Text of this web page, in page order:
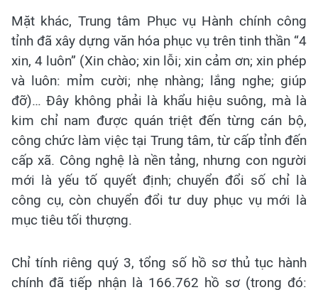
Mặt khác, Trung tâm Phục vụ Hành chính công
tỉnh đã xây dựng văn hóa phục vụ trên tinh thần “4
xin, 4 luôn” (Xin chào; xin lỗi; xin cảm ơn; xin phép
và luôn: mỉm cười; nhẹ nhàng; lắng nghe; giúp
đỡ)… Đây không phải là khẩu hiệu suông, mà là
kim chỉ nam được quán triệt đến từng cán bộ,
công chức làm việc tại Trung tâm, từ cấp tỉnh đến
cấp xã. Công nghệ là nền tảng, nhưng con người
mới là yếu tố quyết định; chuyển đổi số chỉ là
công cụ, còn chuyển đổi tư duy phục vụ mới là
mục tiêu tối thượng.
Chỉ tính riêng quý 3, tổng số hồ sơ thủ tục hành
chính đã tiếp nhận là 166.762 hồ sơ (trong đó: